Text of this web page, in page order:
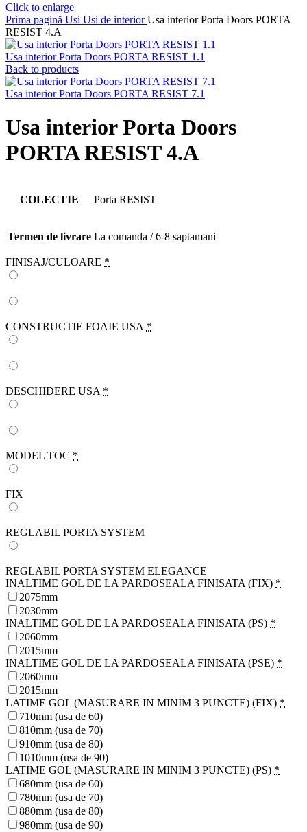
Click to enlarge
Prima pagină Usi Usi de interiorUsa interior Porta Doors PORTA
RESIST 4.A
Usa interior Porta Doors PORTA RESIST 1.1
Back to products
Usa interior Porta Doors PORTA RESIST 7.1
Usa interior Porta Doors
PORTA RESIST 4.A
COLECTIE Porta RESIST
Termen de livrare La comanda / 6-8 saptamani
FINISAJ/CULOARE *
CONSTRUCTIE FOAIE USA *
DESCHIDERE USA *
MODEL TOC *
FIX
REGLABIL PORTA SYSTEM
REGLABIL PORTA SYSTEM ELEGANCE
INALTIME GOL DE LA PARDOSEALA FINISATA (FIX) *
2075mm
2030mm
INALTIME GOL DE LA PARDOSEALA FINISATA (PS) *
2060mm
2015mm
INALTIME GOL DE LA PARDOSEALA FINISATA (PSE) *
2060mm
2015mm
LATIME GOL (MASURARE IN MINIM 3 PUNCTE) (FIX) *
710mm (usa de 60)
810mm (usa de 70)
910mm (usa de 80)
1010mm (usa de 90)
LATIME GOL (MASURARE IN MINIM 3 PUNCTE) (PS) *
680mm (usa de 60)
780mm (usa de 70)
880mm (usa de 80)
980mm (usa de 90)